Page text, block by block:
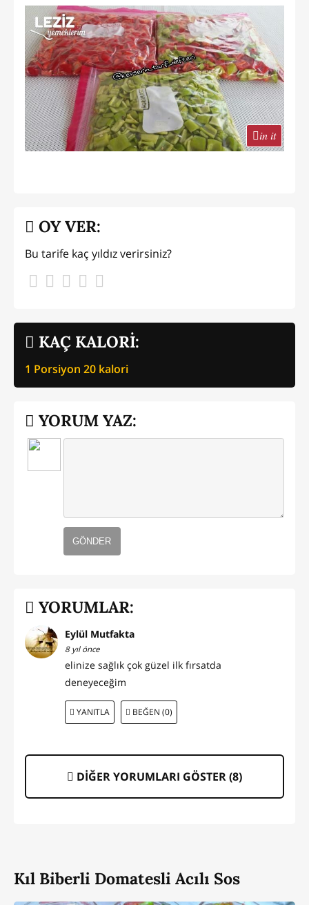
in it
KAÇ KALORİ:
1 Porsiyon 20 kalori
OY VER:
Bu tarife kaç yıldız verirsiniz?
YORUM YAZ:
GÖNDER
YORUMLAR:
Eylül Mutfakta
8 yıl önce
elinize sağlık çok güzel ilk fırsatda
deneyeceğim
YANITLA BEĞEN (0)
DİĞER YORUMLARI GÖSTER (8)
Kıl Biberli Domatesli Acılı Sos